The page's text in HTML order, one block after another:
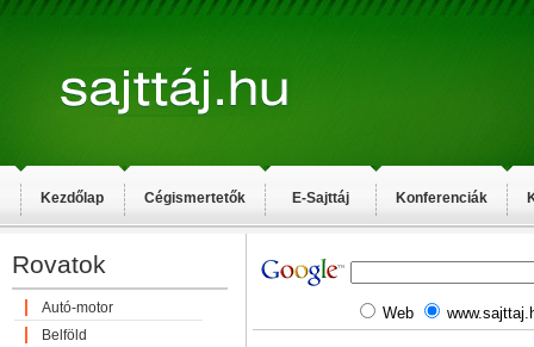
Kezdőlap Cégismertetők E-Sajttáj Konferenciák
Rovatok
Autó-motor
Belföld
Web